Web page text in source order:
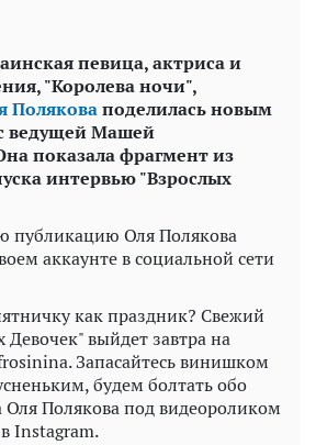
певица, актриса и
"Королева ночи",
Поляковаподелилась новым
ведущей Машей
показала фрагмент из
интервью "Взрослых
публикацию Оля Полякова
аккаунте в социальной сети
как праздник? Свежий
Девочек" выйдет завтра на
Запасайтесь винишком
будем болтать обо
Оля Полякова под видеороликом
Instagram.